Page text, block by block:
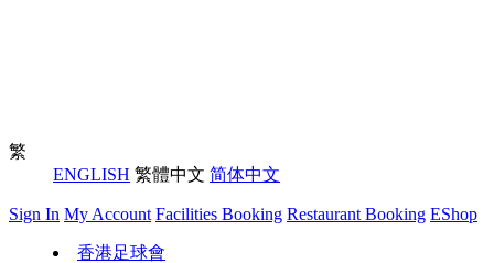
繁
ENGLISH 繁體中文 简体中文
Sign In My Account Facilities Booking Restaurant Booking EShop
香港足球會